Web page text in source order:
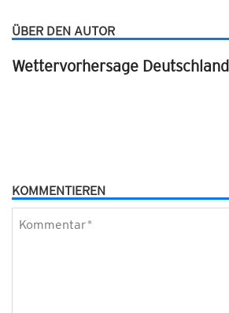
ÜBER DEN AUTOR
Wettervorhersage Deutschland
KOMMENTIEREN